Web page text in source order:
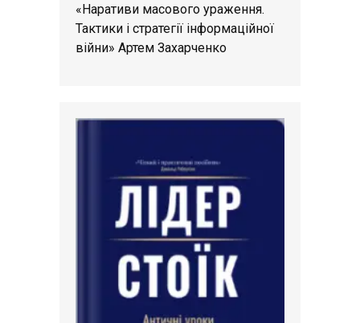
«Наративи масового ураження.
Тактики і стратегії інформаційної
війни» Артем Захарченко